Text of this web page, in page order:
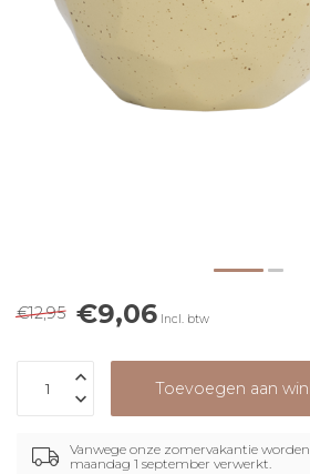
€12,95 €9,06 Incl. btw
Toevoegen aan
Vanwege onze zomervakantie
maandag 1 september verwerkt.